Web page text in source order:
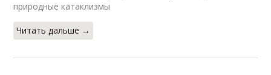
природные катаклизмы
Читать дальше →